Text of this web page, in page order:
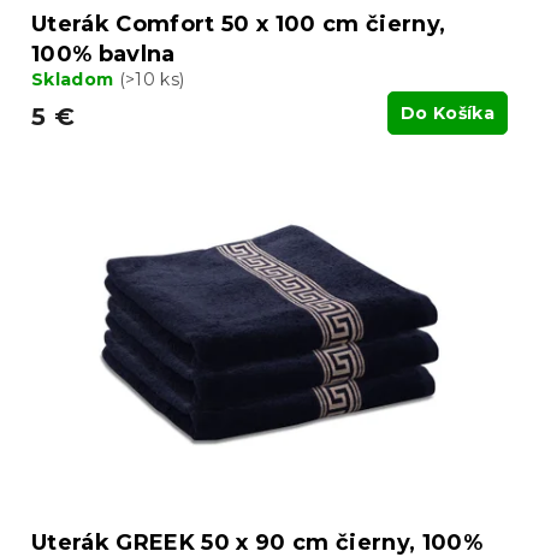
Uterák Comfort 50 x 100 cm čierny,
100% bavlna
Skladom (>10 ks)
5 € Do Košíka
Uterák GREEK 50 x 90 cm čierny, 100%